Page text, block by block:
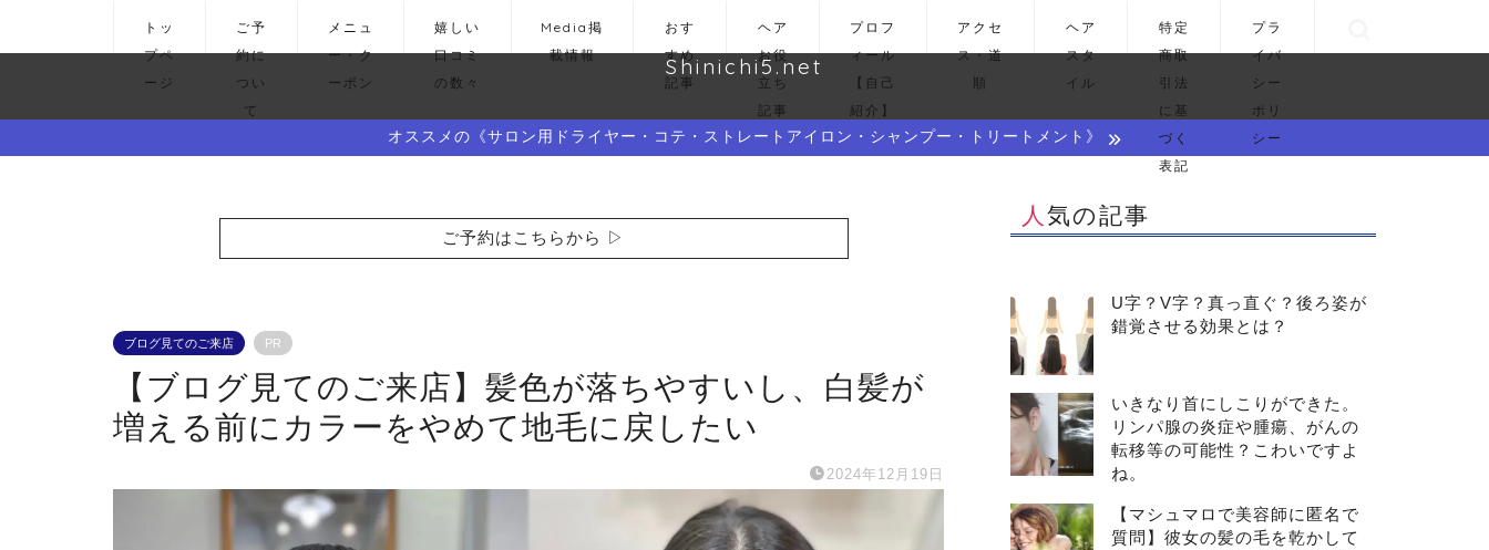
トッ
プペ
ージ
ご予
約に
つい
て
メニュ
ー・ク
ーポン
嬉しい
口コミ
の数々
Media掲
載情報
おす
すめ
記事
ヘア
お役
立ち
記事
プロフ
ィール
【自己
紹介】
アクセ
ス・道
順
ヘア
スタ
イル
特定
商取
引法
に基
づく
表記
プラ
イバ
シー
ポリ
シー
Shinichi5.net
オススメの《サロン用ドライヤー・コテ・ストレートアイロン・シャンプー・トリートメント》
ご予約はこちらから ▷
ブログ見てのご来店 PR
【ブログ見てのご来店】髪色が落ちやすいし、白髪が
増える前にカラーをやめて地毛に戻したい
2024年12月19日
人気の記事
U字？V字？真っ直ぐ？後ろ姿が
錯覚させる効果とは？
いきなり首にしこりができた。
リンパ腺の炎症や腫瘍、がんの
転移等の可能性？こわいですよ
ね。
【マシュマロで美容師に匿名で
質問】彼女の髪の毛を乾かして